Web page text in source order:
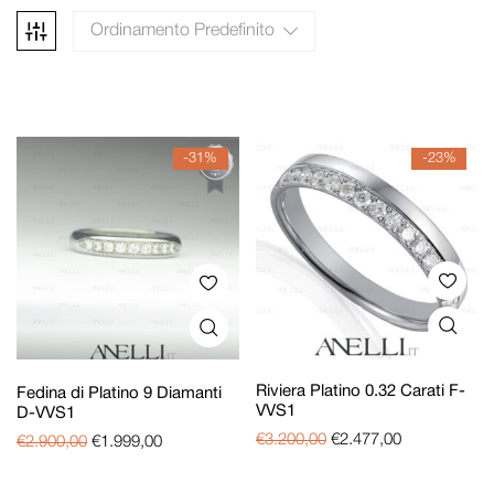
Ordinamento Predefinito
-31%
Fedina di Platino 9 Diamanti
D-VVS1
€2.900,00 €1.999,00
-23%
Riviera Platino 0.32 Carati F-
VVS1
€3.200,00 €2.477,00